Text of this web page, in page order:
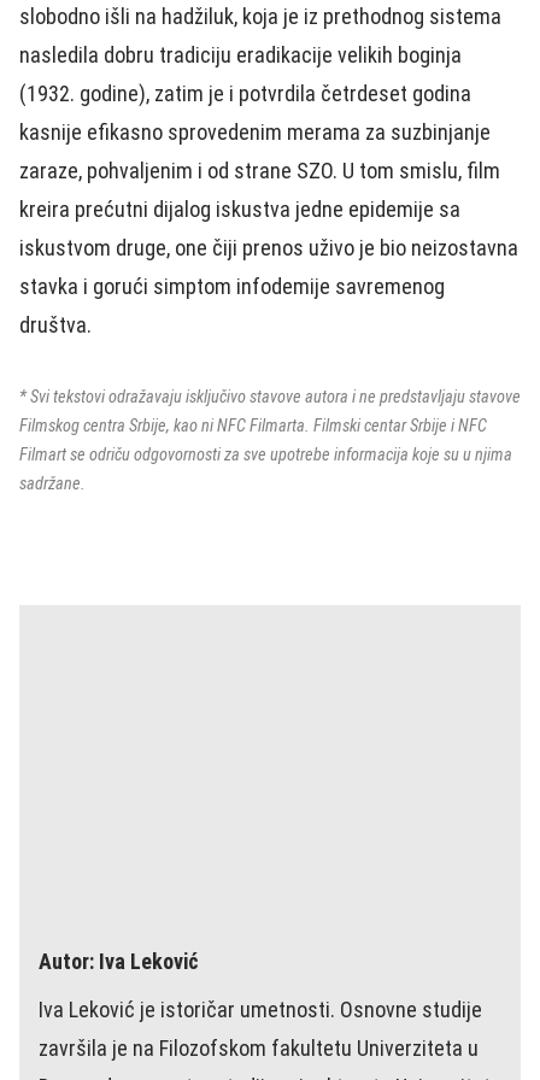
slobodno išli na hadžiluk, koja je iz prethodnog sistema
nasledila dobru tradiciju eradikacije velikih boginja
(1932. godine), zatim je i potvrdila četrdeset godina
kasnije efikasno sprovedenim merama za suzbinjanje
zaraze, pohvaljenim i od strane SZO. U tom smislu, film
kreira prećutni dijalog iskustva jedne epidemije sa
iskustvom druge, one čiji prenos uživo je bio neizostavna
stavka i gorući simptom infodemije savremenog
društva.
* Svi tekstovi odražavaju isključivo stavove autora i ne predstavljaju stavove
Filmskog centra Srbije, kao ni NFC Filmarta. Filmski centar Srbije i NFC
Filmart se odriču odgovornosti za sve upotrebe informacija koje su u njima
sadržane.
Autor: Iva Leković
Iva Leković je istoričar umetnosti. Osnovne studije
završila je na Filozofskom fakultetu Univerziteta u